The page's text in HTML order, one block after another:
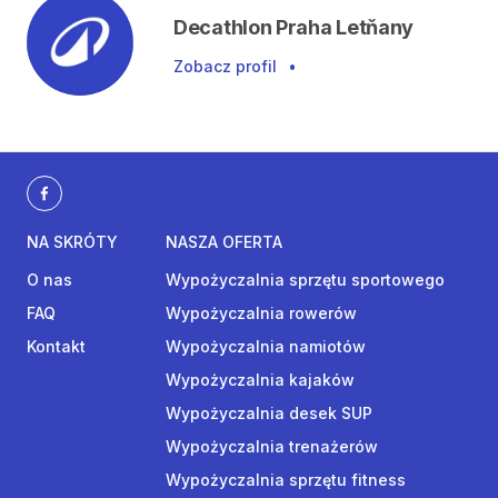
Decathlon Praha Letňany
Zobacz profil •
NA SKRÓTY
O nas
FAQ
Kontakt
NASZA OFERTA
Wypożyczalnia sprzętu sportowego
Wypożyczalnia rowerów
Wypożyczalnia namiotów
Wypożyczalnia kajaków
Wypożyczalnia desek SUP
Wypożyczalnia trenażerów
Wypożyczalnia sprzętu fitness